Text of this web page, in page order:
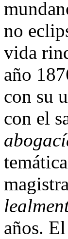
no
vida
año
con su
con el
años.